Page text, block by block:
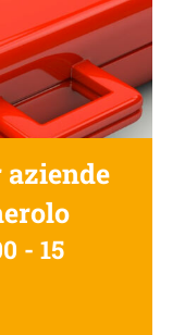
aziende
- 15